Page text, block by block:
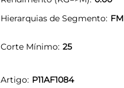
Hierarquias de Segmento FM
Corte Mínimo 25
Artigo P11AF1084